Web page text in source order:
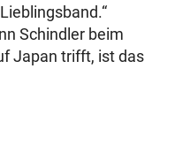
Schindler beim
Japan trifft, ist das